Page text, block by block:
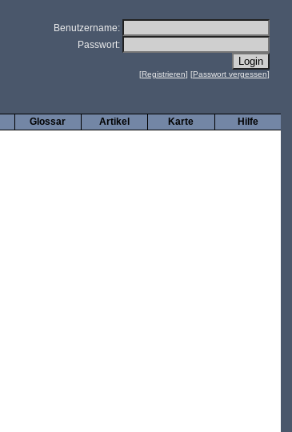
Benutzername:
Passwort:
[Registrieren] [Passwort vergessen]
Hilfe
Karte
Artikel
Glossar